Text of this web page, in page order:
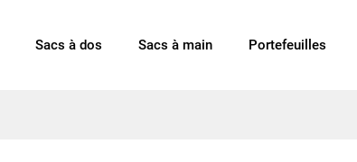
Sacs à dos Sacs à main Portefeuilles